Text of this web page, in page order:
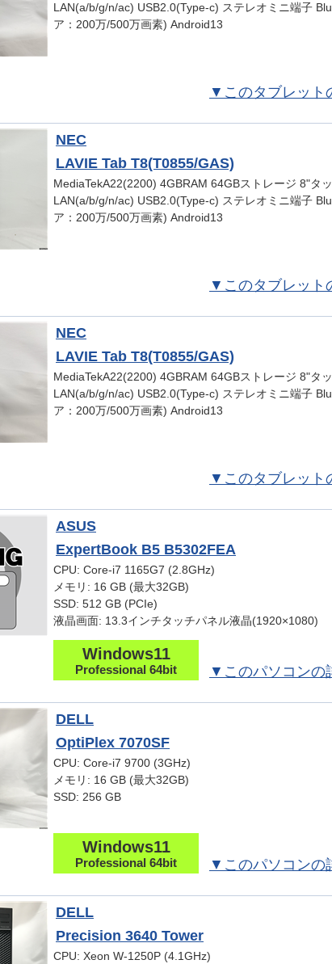
LAN(a/b/g/n/ac) USB2.0(Type-c) ステレオミニ端子
ア：200万/500万画素) Android13
▼このタブレット
NEC
LAVIE Tab T8(T0855/GAS)
MediaTekA22(2200) 4GBRAM 64GBストレージ 8"タ
LAN(a/b/g/n/ac) USB2.0(Type-c) ステレオミニ端子
ア：200万/500万画素) Android13
▼このタブレット
NEC
LAVIE Tab T8(T0855/GAS)
MediaTekA22(2200) 4GBRAM 64GBストレージ 8"タ
LAN(a/b/g/n/ac) USB2.0(Type-c) ステレオミニ端子
ア：200万/500万画素) Android13
▼このタブレット
ASUS
ExpertBook B5 B5302FEA
CPU: Core-i7 1165G7 (2.8GHz)
メモリ: 16 GB (最大32GB)
SSD: 512 GB (PCIe)
液晶画面: 13.3インチタッチパネル液晶(1920×1080)
Windows11
Professional 64bit ▼このパソコンの
DELL
OptiPlex 7070SF
CPU: Core-i7 9700 (3GHz)
メモリ: 16 GB (最大32GB)
SSD: 256 GB
Windows11
Professional 64bit ▼このパソコンの
DELL
Precision 3640 Tower
CPU: Xeon W-1250P (4.1GHz)